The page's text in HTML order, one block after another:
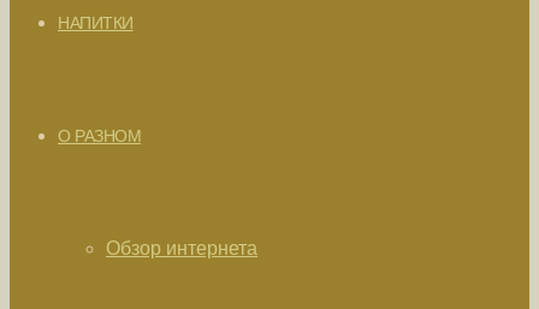
НАПИТКИ
О РАЗНОМ
Обзор интернета